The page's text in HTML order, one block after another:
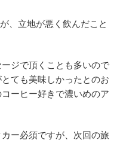
、立地が悪く飲んだこと
ジで頂くことも多いので
ても美味しかったとのお
ーヒー好きで濃いめのア
ー必須ですが、次回の旅